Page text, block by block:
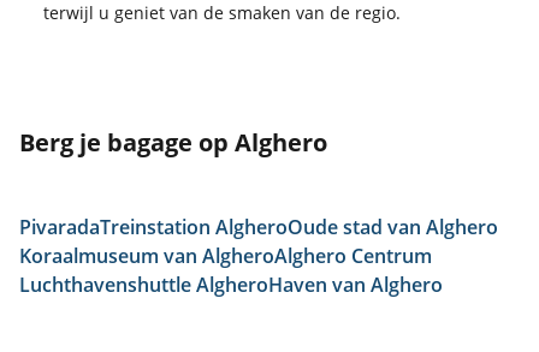
terwijl u geniet van de smaken van de regio.
Berg je bagage op Alghero
PivaradaTreinstation AlgheroOude stad van Alghero
Koraalmuseum van AlgheroAlghero Centrum
Luchthavenshuttle AlgheroHaven van Alghero